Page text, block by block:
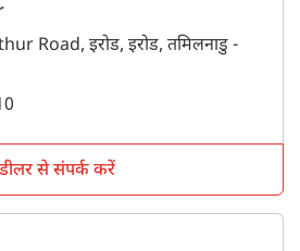
Road, इरोड, इरोड, तमिलनाडु -
से संपर्क करें